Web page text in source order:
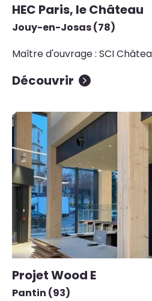
HEC Paris, le Château
Jouy-en-Josas (78)
Maître d'ouvrage : SCI
Découvrir
Projet Wood E
Pantin (93)